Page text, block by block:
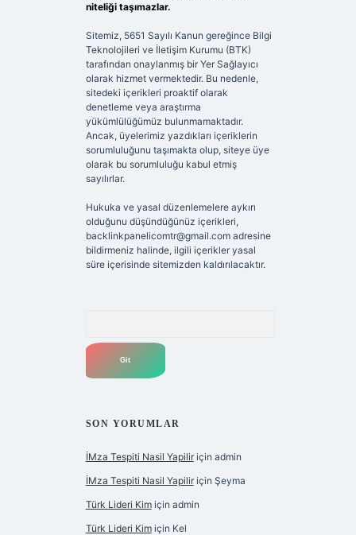
niteliği taşımazlar.
Sitemiz, 5651 Sayılı Kanun gereğince Bilgi
Teknolojileri ve İletişim Kurumu (BTK)
tarafından onaylanmış bir Yer Sağlayıcı
olarak hizmet vermektedir. Bu nedenle,
sitedeki içerikleri proaktif olarak
denetleme veya araştırma
yükümlülüğümüz bulunmamaktadır.
Ancak, üyelerimiz yazdıkları içeriklerin
sorumluluğunu taşımakta olup, siteye üye
olarak bu sorumluluğu kabul etmiş
sayılırlar.
Hukuka ve yasal düzenlemelere aykırı
olduğunu düşündüğünüz içerikleri,
backlinkpanelicomtr@gmail.comadresine
bildirmeniz halinde, ilgili içerikler yasal
süre içerisinde sitemizden kaldırılacaktır.
SON YORUMLAR
İMza Tespiti Nasil Yapiliriçin admin
İMza Tespiti Nasil Yapiliriçin Şeyma
Türk Lideri Kimiçin admin
Türk Lideri Kimiçin Kel